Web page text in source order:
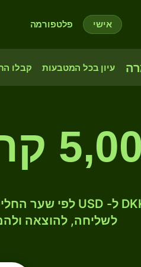
אישי פלטפורמה
עיון בכל המטבעות קבלו
דנית לדולר ארה"ב
לשליחה, להוצאה